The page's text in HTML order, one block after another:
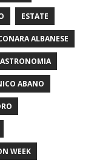
ESTATE
ALBANESE
ABANO
WEEK